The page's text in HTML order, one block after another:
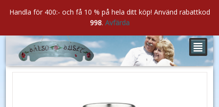
²
Handla för 400:- och få 10 % på hela ditt köp! Använd rabattkod
998. Avfärda